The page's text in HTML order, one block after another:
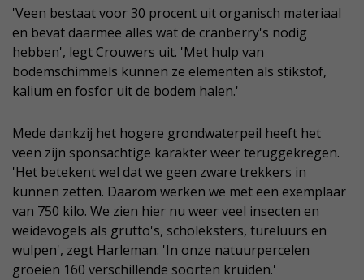
'Veen bestaat voor 30 procent uit organisch materiaal
en bevat daarmee alles wat de cranberry's nodig
hebben', legt Crouwers uit. 'Met hulp van
bodemschimmels kunnen ze elementen als stikstof,
kalium en fosfor uit de bodem halen.'
Mede dankzij het hogere grondwaterpeil heeft het
veen zijn sponsachtige karakter weer teruggekregen.
'Het betekent wel dat we geen zware trekkers in
kunnen zetten. Daarom werken we met een exemplaar
van 750 kilo. We zien hier nu weer veel insecten en
weidevogels als grutto's, scholeksters, tureluurs en
wulpen', zegt Harleman. 'In onze natuurpercelen
groeien 160 verschillende soorten kruiden.'